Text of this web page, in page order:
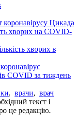
Цикада
хворих на COVID-
хворих в
COVID за тиждень
, врачи, врач
текст і
це редакцію.